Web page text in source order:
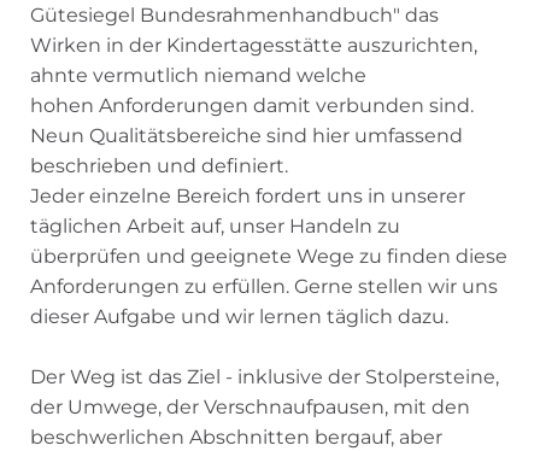
Gütesiegel Bundesrahmenhandbuch" das
Wirken in der Kindertagesstätte auszurichten,
ahnte vermutlich niemand welche
hohen Anforderungen damit verbunden sind.
Neun Qualitätsbereiche sind hier umfassend
beschrieben und definiert.
Jeder einzelne Bereich fordert uns in unserer
täglichen Arbeit auf, unser Handeln zu
überprüfen und geeignete Wege zu finden diese
Anforderungen zu erfüllen. Gerne stellen wir uns
dieser Aufgabe und wir lernen täglich dazu.
Der Weg ist das Ziel - inklusive der Stolpersteine,
der Umwege, der Verschnaufpausen, mit den
beschwerlichen Abschnitten bergauf, aber